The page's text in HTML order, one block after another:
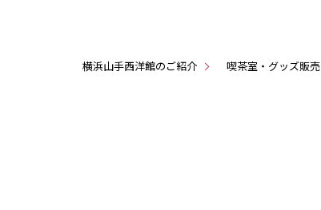
横浜山手西洋館のご紹介 喫茶室・グッズ販売